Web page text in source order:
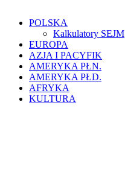
POLSKA
Kalkulatory SEJM
EUROPA
AZJA I PACYFIK
AMERYKA PŁN.
AMERYKA PŁD.
AFRYKA
KULTURA